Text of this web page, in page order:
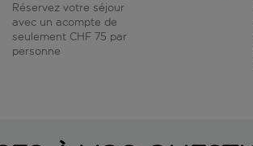
Réservez votre séjour
avec un acompte de
seulement CHF 75 par
personne